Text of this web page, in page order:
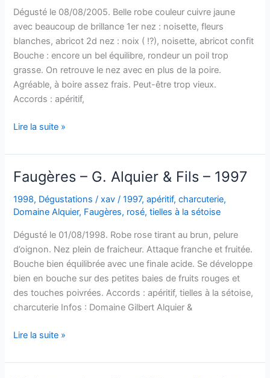
Dégusté le 08/08/2005. Belle robe couleur cuivre jaune
avec beaucoup de brillance 1er nez : noisette, fleurs
blanches, abricot 2d nez : noix ( !?), noisette, abricot confit
Bouche : encore un bel équilibre, rondeur un poil trop
grasse. On retrouve le nez avec en plus de la poire.
Agréable, à boire assez frais. Peut-être trop vieux.
Accords : apéritif,
VDP
l’Hérault
–
J-
M
Alquier
1996
Lire la suite »
Faugères – G. Alquier & Fils – 1997
1998, Dégustations /xav/1997,apéritif,charcuterie,
Domaine Alquier, Faugères, rosé,tielles à la sétoise
Dégusté le 01/08/1998. Robe rose tirant au brun, pelure
d’oignon. Nez plein de fraicheur. Attaque franche et fruitée.
Bouche bien équilibrée avec une finale acide. Se développe
bien en bouche sur des petites baies de fruits rouges et
des touches poivrées. Accords : apéritif, tielles à la sétoise,
charcuterie Infos : Domaine Gilbert Alquier &
Faugères
G.
Lire la suite »